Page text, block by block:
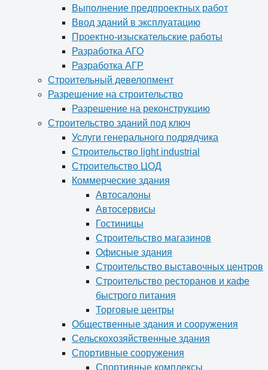
Выполнение предпроектных работ
Ввод зданий в эксплуатацию
Проектно-изыскательские работы
Разработка АГО
Разработка АГР
Строительный девелопмент
Разрешение на строительство
Разрешение на реконструкцию
Строительство зданий под ключ
Услуги генерального подрядчика
Строительство light industrial
Строительство ЦОД
Коммерческие здания
Автосалоны
Автосервисы
Гостиницы
Строительство магазинов
Офисные здания
Строительство выставочных центров
Строительство ресторанов и кафе
быстрого питания
Торговые центры
Общественные здания и сооружения
Сельскохозяйственные здания
Спортивные сооружения
Спортивные комплексы